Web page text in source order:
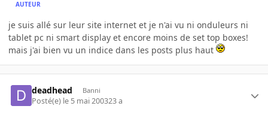
AUTEUR
je suis allé sur leur site internet et je n'ai vu ni onduleurs ni
tablet pc ni smart display et encore moins de set top boxes!
mais j'ai bien vu un indice dans les posts plus haut
deadhead Banni
Posté(e) le 5 mai 200323 a